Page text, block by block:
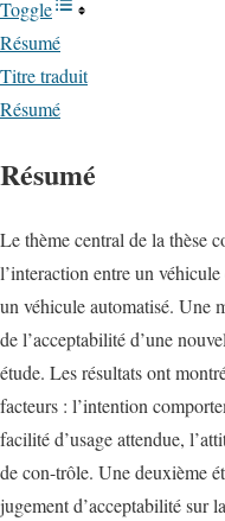
Toggle
Résumé
Titre traduit
Résumé
Résumé
Le thème central de la thèse
l’interaction entre un
un véhicule automatisé. Une
de l’acceptabilité d’une
étude. Les résultats ont
facteurs : l’intention
facilité d’usage attendue,
de con-trôle. Une deuxième
jugement d’acceptabilité sur